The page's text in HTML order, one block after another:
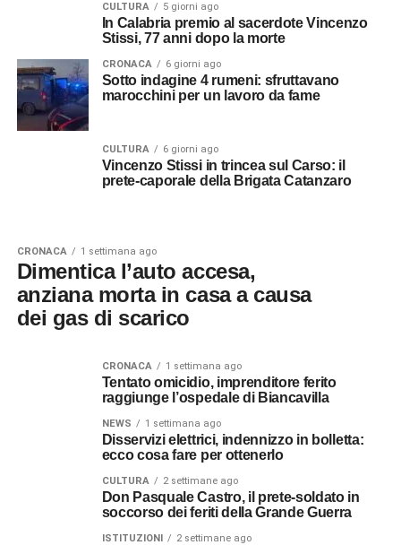
CULTURA 5 giorni ago
In Calabria premio al sacerdote Vincenzo
Stissi, 77 anni dopo la morte
CRONACA 6 giorni ago
Sotto indagine 4 rumeni: sfruttavano
marocchini per un lavoro da fame
CULTURA 6 giorni ago
Vincenzo Stissi in trincea sul Carso: il
prete-caporale della Brigata Catanzaro
CRONACA 1 settimana ago
Dimentica l’auto accesa,
anziana morta in casa a causa
dei gas di scarico
CRONACA 1 settimana ago
Tentato omicidio, imprenditore ferito
raggiunge l’ospedale di Biancavilla
NEWS 1 settimana ago
Disservizi elettrici, indennizzo in bolletta:
ecco cosa fare per ottenerlo
CULTURA 2 settimane ago
Don Pasquale Castro, il prete-soldato in
soccorso dei feriti della Grande Guerra
ISTITUZIONI 2 settimane ago